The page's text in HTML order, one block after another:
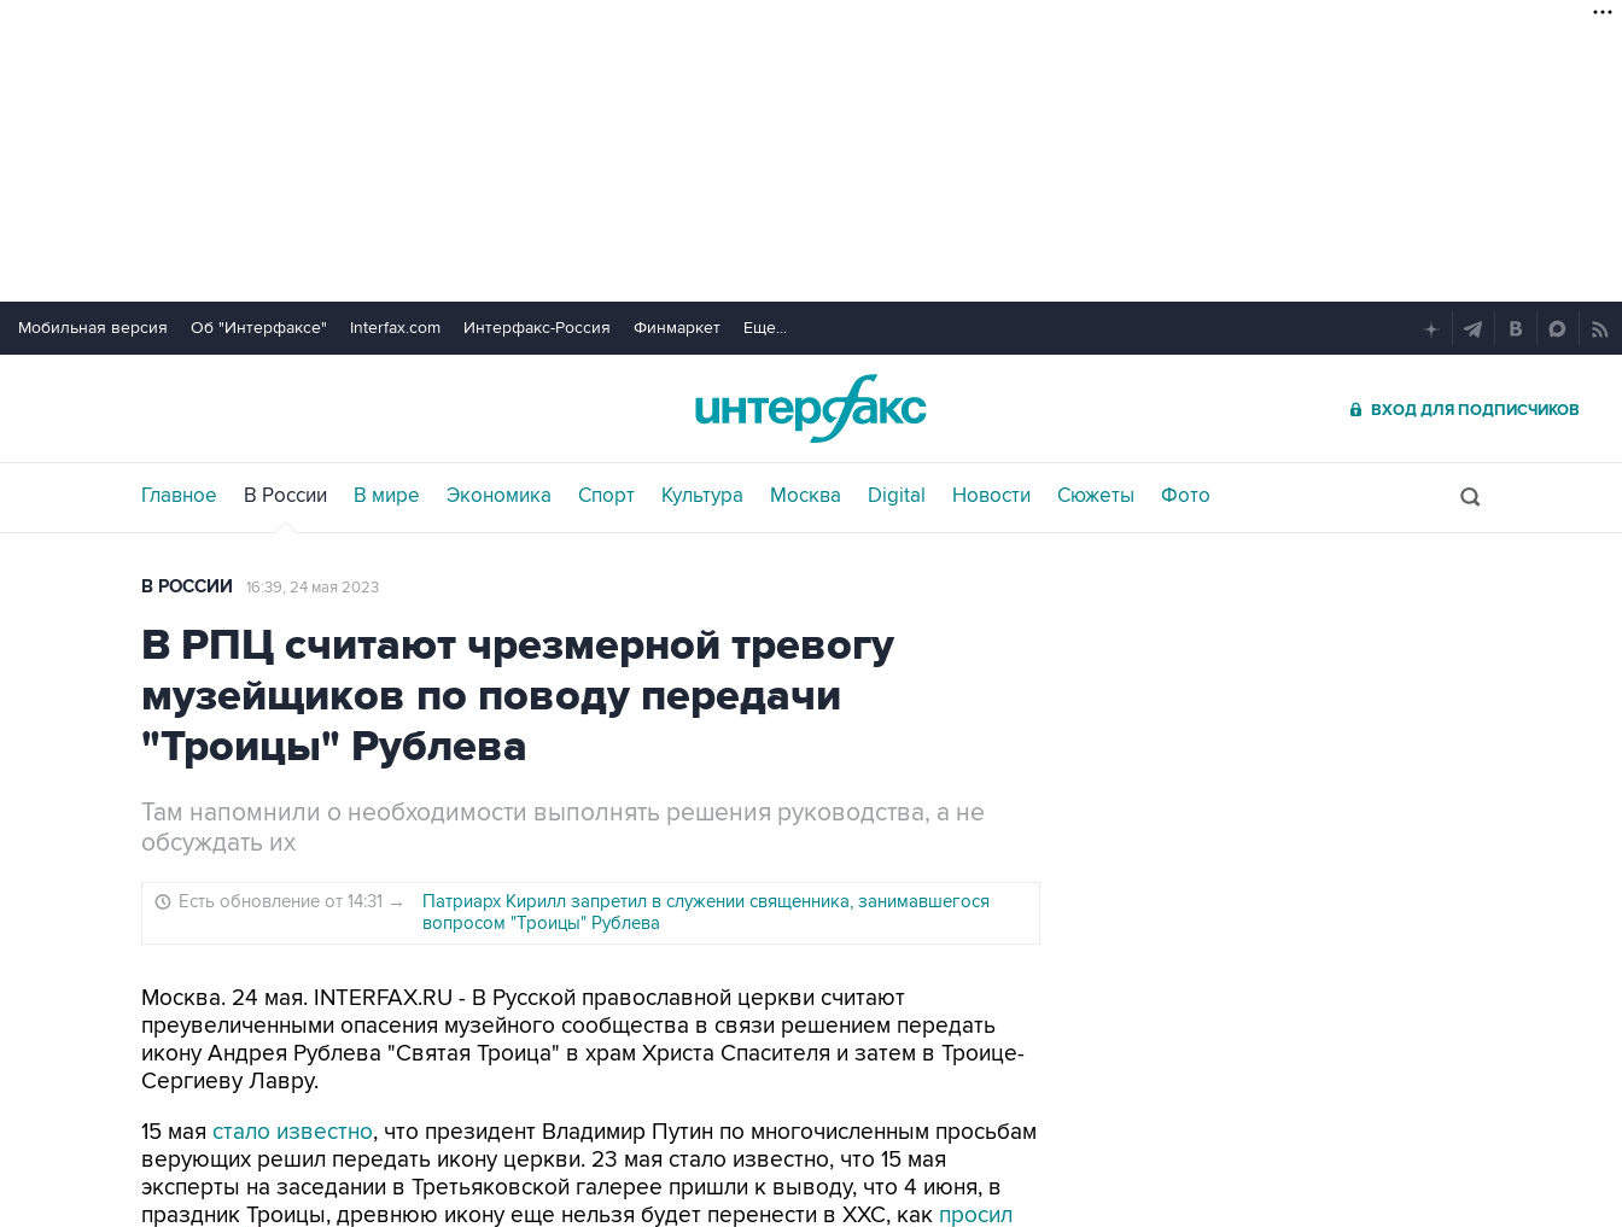
Мобильная версия Об "Интерфаксе" Interfax.com Интерфакс-Россия Финмаркет Еще...
ВХОД ДЛЯ ПОДПИСЧИКОВ
Главное В России В мире Экономика Спорт Культура Москва Digital Новости Сюжеты Фото
В РОССИИ 16:39, 24 мая 2023
В РПЦ считают чрезмерной тревогу
музейщиков по поводу передачи
"Троицы" Рублева
Там напомнили о необходимости выполнять решения руководства, а не
обсуждать их
Есть обновление от 14:31 →
Патриарх Кирилл запретил в служении священника, занимавшегося
вопросом "Троицы" Рублева
Москва. 24 мая. INTERFAX.RU - В Русской православной церкви считают
преувеличенными опасения музейного сообщества в связи решением передать
икону Андрея Рублева "Святая Троица" в храм Христа Спасителя и затем в Троице-
Сергиеву Лавру.
15 мая стало известно, что президент Владимир Путин по многочисленным просьбам
верующих решил передать икону церкви. 23 мая стало известно, что 15 мая
эксперты на заседании в Третьяковской галерее пришли к выводу, что 4 июня, в
праздник Троицы, древнюю икону еще нельзя будет перенести в ХХС, как просил